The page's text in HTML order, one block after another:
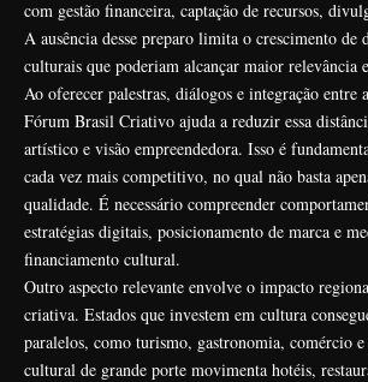
com gestão financeira, captação de recursos,
A ausência desse preparo limita o crescimento de
culturais que poderiam alcançar maior relevância
Ao oferecer palestras, diálogos e integração entre
Fórum Brasil Criativo ajuda a reduzir essa
artístico e visão empreendedora. Isso é
cada vez mais competitivo, no qual não basta
qualidade. É necessário compreender
estratégias digitais, posicionamento de marca e
financiamento cultural.
Outro aspecto relevante envolve o impacto
criativa. Estados que investem em cultura
paralelos, como turismo, gastronomia, comércio
cultural de grande porte movimenta hotéis,